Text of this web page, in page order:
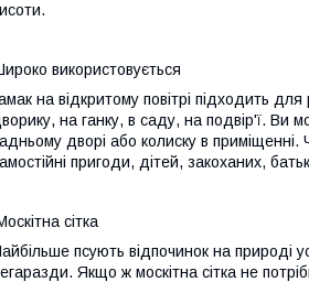
використовується
на відкритому повітрі підходить
на ганку, в саду, на подвір'ї. Ви
дворі або колиску в
пригоди, дітей, закоханих,
сітка
псують відпочинок на природі
Якщо ж москітна сітка не